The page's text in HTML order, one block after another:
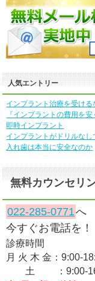
人気エントリー
インプラント治療を受け
『インプラントの費用を安
即時インプラント
インプラントがドリルなし
入れ歯は本当に安全なのか
無料カウンセリ
022-285-0771へ
今すぐお電話を！
診療時間
月 火 木 金：9:00-
土 ：9:00-